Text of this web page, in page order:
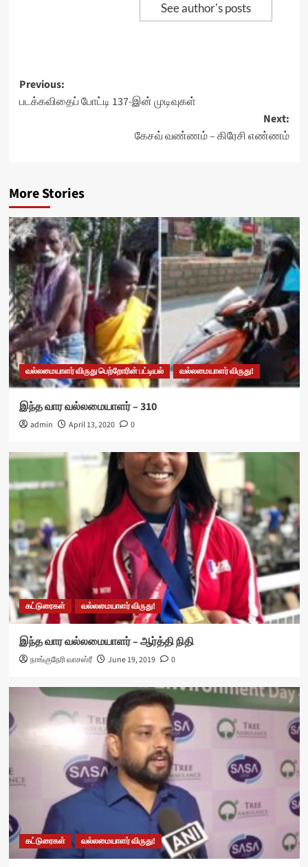
See author's posts
Post
navigation
Previous:
படக்கவிதைப் போட்டி 137-இன் முடிவுகள்
Next:
கேசவ் வண்ணம் – கிரேசி எண்ணம்
More Stories
வல்லமையாளர் விருது பெற்றோரின் பட்டியல் வல்லமையாளர் விருது!
இந்த வார வல்லமையாளர் – 310
admin April 13, 2020 0
கட்டுரைகள் வல்லமையாளர் விருது!
இந்த வார வல்லமையாளர் – ஆர்த்தி நிதி
நாங்குநேரி வாசஸ்ரீ June 19, 2019 0
கட்டுரைகள் வல்லமையாளர் விருது!